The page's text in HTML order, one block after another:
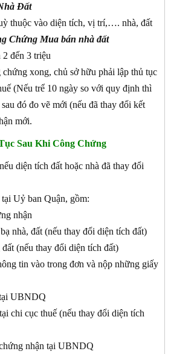
Đất
thuộc vào diện tích, vị trí,…. nhà, đất
Chứng Mua bán nhà đất
đến 3 triệu
chứng xong, chủ sở hữu phải lập thủ tục
(Nếu trể 10 ngày so với quy định thì
đó đo vẽ mới (nếu đã thay đổi kết
mới.
Sau Khi Công Chứng
diện tích đất hoặc nhà đã thay đổi
Uỷ ban Quận, gồm:
nhận
nhà, đất (nếu thay đổi diện tích đất)
(nếu thay đổi diện tích đất)
tin vào trong đơn và nộp những giấy
UBNDQ
chi cục thuế (nếu thay đổi diện tích
nhận tại UBNDQ